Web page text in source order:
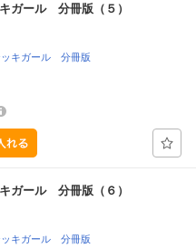
ガール 分冊版（５）
ッキガール 分冊版
ガール 分冊版（６）
ッキガール 分冊版